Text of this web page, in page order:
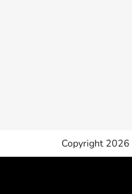
Copyright 2026